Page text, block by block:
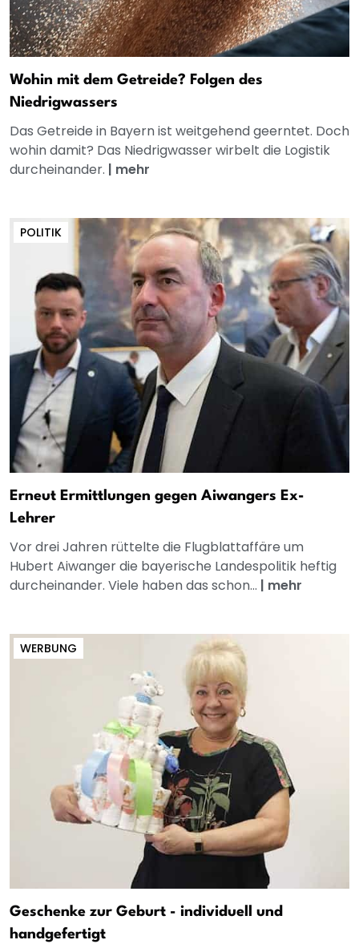
Wohin mit dem Getreide? Folgen des
Niedrigwassers
Das Getreide in Bayern ist weitgehend geerntet. Doch
wohin damit? Das Niedrigwasser wirbelt die Logistik
durcheinander. | mehr
POLITIK
Erneut Ermittlungen gegen Aiwangers Ex-
Lehrer
Vor drei Jahren rüttelte die Flugblattaffäre um
Hubert Aiwanger die bayerische Landespolitik heftig
durcheinander. Viele haben das schon... | mehr
WERBUNG
Geschenke zur Geburt - individuell und
handgefertigt